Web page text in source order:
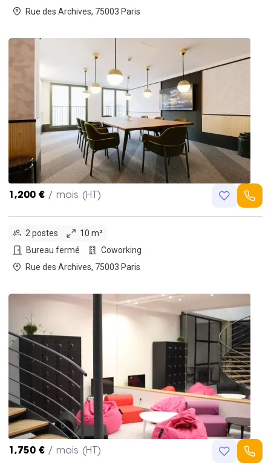
Rue des Archives, 75003 Paris
1,200 € / mois (HT)
2 postes
10 m²
Bureau fermé
Coworking
Rue des Archives, 75003 Paris
1,750 € / mois (HT)